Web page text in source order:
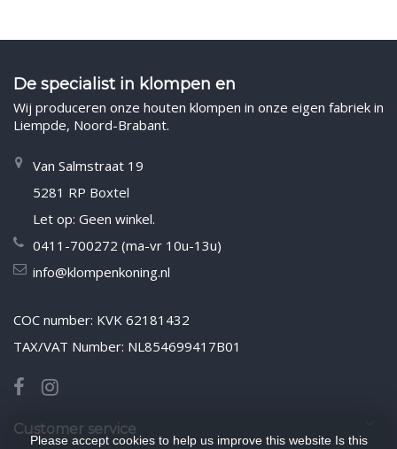
De specialist in klompen en
Wij produceren onze houten klompen in onze eigen fabriek in
Liempde, Noord-Brabant.
Van Salmstraat 19
5281 RP Boxtel
Let op: Geen winkel.
0411-700272 (ma-vr 10u-13u)
info@klompenkoning.nl
COC number: KVK 62181432
TAX/VAT Number: NL854699417B01
Customer service
Please accept cookies to help us improve this website Is this